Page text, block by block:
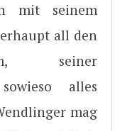
mit seinem
all den
seiner
alles
mag